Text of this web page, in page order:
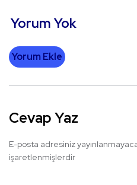
Yorum Yok
Yorum Ekle
Cevap Yaz
E-posta adresiniz
işaretlenmişlerdir